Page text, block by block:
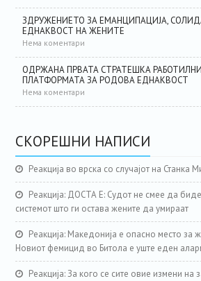
ЗДРУЖЕНИЕТО ЗА ЕМАНЦИПАЦИЈА,
ЕДНАКВОСТ НА ЖЕНИТЕ
Нема коментари
ОДРЖАНА ПРВАТА СТРАТЕШКА
ПЛАТФОРМАТА ЗА РОДОВА ЕДНАКВОСТ
Нема коментари
СКОРЕШНИ НАПИСИ
Реакција во врска со случајот на Станка
Реакција: ДОСТА Е: Судот не смее да
системот што ги остава жените да умираат
Реакција: Македонија е опасно место за
Новиот фемицид во Битола е уште еден
Реакција: За кого се сите овие измени на